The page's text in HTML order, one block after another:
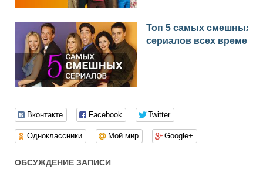
Топ 5 самых смешных
сериалов всех времен
Вконтакте Facebook Twitter
Одноклассники Мой мир Google+
ОБСУЖДЕНИЕ ЗАПИСИ